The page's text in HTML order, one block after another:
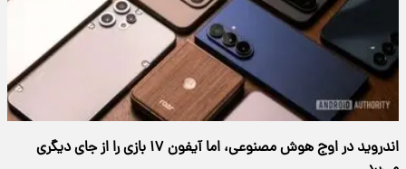
اندروید در اوج هوش مصنوعی، اما آیفون ۱۷ بازی را از جای دیگری